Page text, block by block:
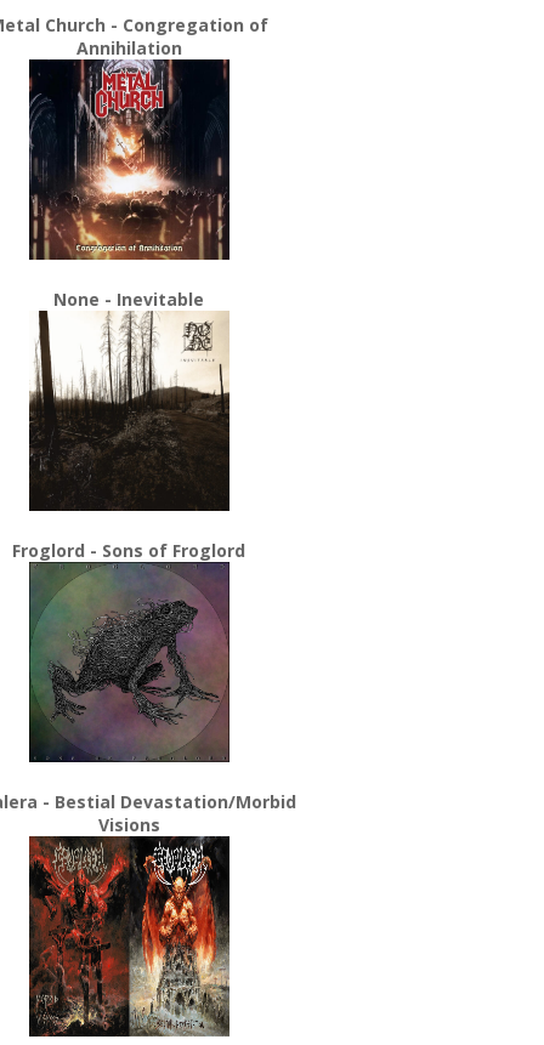
Church - Congregation of
Annihilation
None - Inevitable
Froglord - Sons of Froglord
- Bestial Devastation/Morbid
Visions